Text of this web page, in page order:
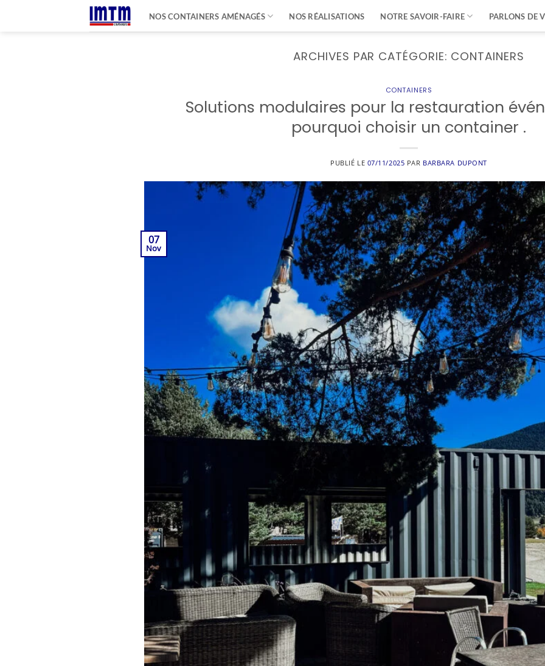
NOS CONTAINERS AMÉNAGÉS NOS RÉALISATIONS NOTRE SAVOIR-FAIRE PARLONS DE
ARCHIVES PAR CATÉGORIE: CONTAINERS
CONTAINERS
Solutions modulaires pour la restauration
pourquoi choisir un container .
PUBLIÉ LE 07/11/2025 PAR BARBARA DUPONT
07
Nov